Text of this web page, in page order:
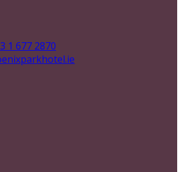
1 677 2870